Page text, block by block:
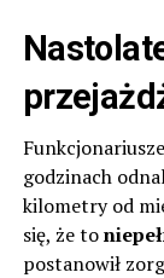
godzinach
kilometry od
się, że to
postanowił